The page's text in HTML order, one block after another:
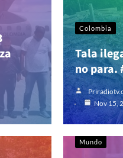
Colombia
Tala
no para.
Nov 15,
Mundo